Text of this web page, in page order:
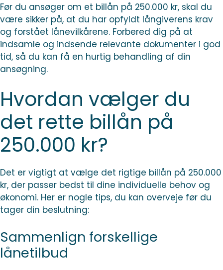
Før du ansøger om et billån på 250.000 kr, skal du
være sikker på, at du har opfyldt långiverens krav
og forstået lånevilkårene. Forbered dig på at
indsamle og indsende relevante dokumenter i god
tid, så du kan få en hurtig behandling af din
ansøgning.
Hvordan vælger du
det rette billån på
250.000 kr?
Det er vigtigt at vælge det rigtige billån på 250.000
kr, der passer bedst til dine individuelle behov og
økonomi. Her er nogle tips, du kan overveje før du
tager din beslutning:
Sammenlign forskellige
lånetilbud